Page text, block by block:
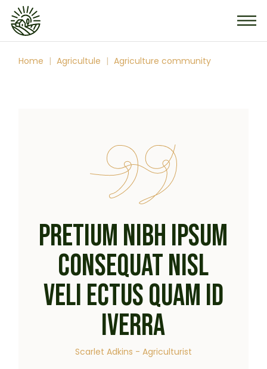
Home Agricultule Agriculture community
PRETIUM NIBH IPSUM
CONSEQUAT NISL
VELI ECTUS QUAM ID
IVERRA
Scarlet Adkins - Agriculturist